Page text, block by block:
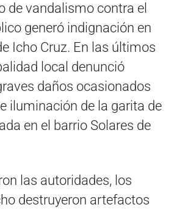
de vandalismo contra el
generó indignación en
Icho Cruz. En las últimos
local denunció
daños ocasionados
iluminación de la garita de
en el barrio Solares de
las autoridades, los
destruyeron artefactos